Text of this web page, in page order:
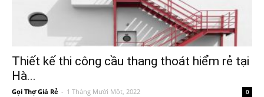
Thiết kế thi công cầu thang thoát hiểm rẻ tại
Hà...
Gọi Thợ Giá Rẻ - 1 Tháng Mười Một, 2022 0